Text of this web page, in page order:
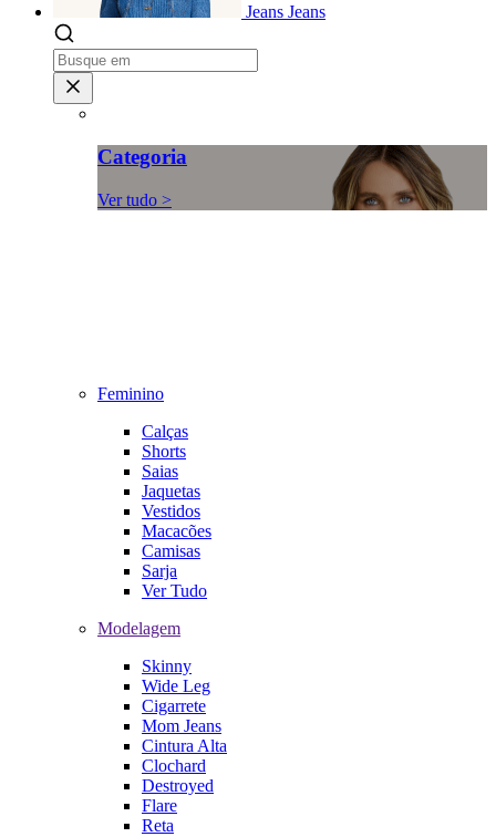
Jeans Jeans
Categoria
Ver tudo >
Feminino
Calças
Shorts
Saias
Jaquetas
Vestidos
Macacões
Camisas
Sarja
Ver Tudo
Modelagem
Skinny
Wide Leg
Cigarrete
Mom Jeans
Cintura Alta
Clochard
Destroyed
Flare
Reta